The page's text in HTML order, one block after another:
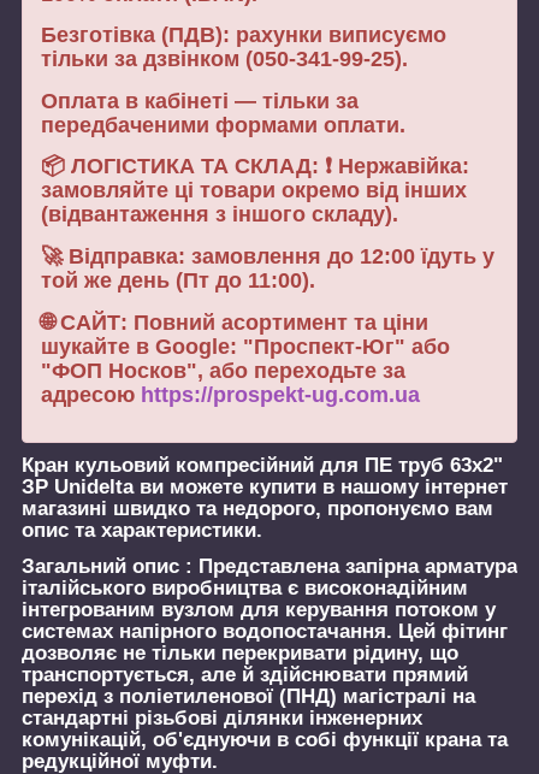
Безготівка (ПДВ): рахунки виписуємо
тільки за дзвінком (050-341-99-25).
Оплата в кабінеті — тільки за
передбаченими формами оплати.
📦 ЛОГІСТИКА ТА СКЛАД: ❗ Нержавійка:
замовляйте ці товари окремо від інших
(відвантаження з іншого складу).
🚀 Відправка: замовлення до 12:00 їдуть у
той же день (Пт до 11:00).
🌐 САЙТ: Повний асортимент та ціни
шукайте в Google: "Проспект-Юг" або
"ФОП Носков", або переходьте за
адресою https://prospekt-ug.com.ua
Кран кульовий компресійний для ПЕ труб 63х2"
ЗР Unideltaви можете купити в нашому інтернет
магазині швидко та недорого, пропонуємо вам
опис та характеристики.
Загальний опис : Представлена запірна арматура
італійського виробництва є високонадійним
інтегрованим вузлом для керування потоком у
системах напірного водопостачання. Цей фітинг
дозволяє не тільки перекривати рідину, що
транспортується, але й здійснювати прямий
перехід з поліетиленової (ПНД) магістралі на
стандартні різьбові ділянки інженерних
комунікацій, об'єднуючи в собі функції крана та
редукційної муфти.